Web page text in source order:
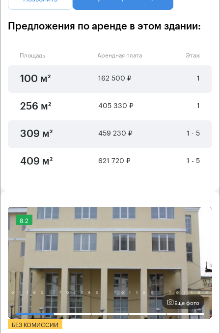
Предложения по аренде в этом здании:
Площадь Арендная плата Этаж
100 м² 162 500 ₽ 1
256 м² 405 330 ₽ 1
309 м² 459 230 ₽ 1 - 5
409 м² 621 720 ₽ 1 - 5
8.2
Еще фото
БЕЗ КОМИССИИ